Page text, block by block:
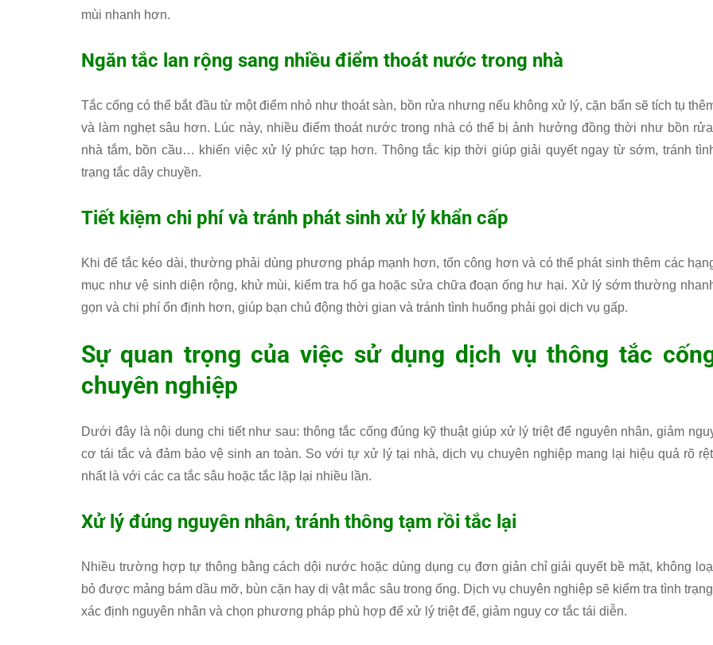
mùi nhanh hơn.
Ngăn tắc lan rộng sang nhiều điểm thoát nước trong nhà
Tắc cống có thể bắt đầu từ một điểm nhỏ như thoát sàn, bồn rửa nhưng nếu không xử lý, cặn bẩn sẽ tích tụ
và làm nghẹt sâu hơn. Lúc này, nhiều điểm thoát nước trong nhà có thể bị ảnh hưởng đồng thời như bồn
nhà tắm, bồn cầu… khiến việc xử lý phức tạp hơn. Thông tắc kịp thời giúp giải quyết ngay từ sớm, tránh
trạng tắc dây chuyền.
Tiết kiệm chi phí và tránh phát sinh xử lý khẩn cấp
Khi để tắc kéo dài, thường phải dùng phương pháp mạnh hơn, tốn công hơn và có thể phát sinh thêm các
mục như vệ sinh diện rộng, khử mùi, kiểm tra hố ga hoặc sửa chữa đoạn ống hư hại. Xử lý sớm thường
gọn và chi phí ổn định hơn, giúp bạn chủ động thời gian và tránh tình huống phải gọi dịch vụ gấp.
Sự quan trọng của việc sử dụng dịch vụ thông tắc
chuyên nghiệp
Dưới đây là nội dung chi tiết như sau: thông tắc cống đúng kỹ thuật giúp xử lý triệt để nguyên nhân, giảm
cơ tái tắc và đảm bảo vệ sinh an toàn. So với tự xử lý tại nhà, dịch vụ chuyên nghiệp mang lại hiệu quả rõ
nhất là với các ca tắc sâu hoặc tắc lặp lại nhiều lần.
Xử lý đúng nguyên nhân, tránh thông tạm rồi tắc lại
Nhiều trường hợp tự thông bằng cách dội nước hoặc dùng dụng cụ đơn giản chỉ giải quyết bề mặt, không
bỏ được mảng bám dầu mỡ, bùn cặn hay dị vật mắc sâu trong ống. Dịch vụ chuyên nghiệp sẽ kiểm tra tình
xác định nguyên nhân và chọn phương pháp phù hợp để xử lý triệt để, giảm nguy cơ tắc tái diễn.